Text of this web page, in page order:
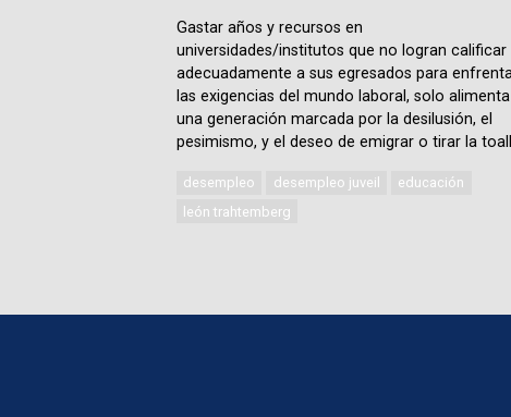
Gastar años y recursos en
universidades/institutos que no logran calificar
adecuadamente a sus egresados para
las exigencias del mundo laboral, solo alimenta
una generación marcada por la desilusión, el
pesimismo, y el deseo de emigrar o tirar la
desempleo desempleo juveil
educación
león trahtemberg